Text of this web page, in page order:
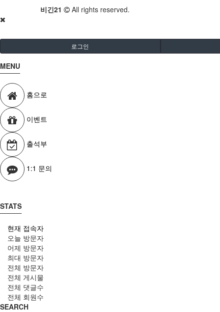
비긴21
All rights reserved.
로그인
MENU
홈으로
이벤트
출석부
1:1 문의
STATS
현재 접속자
오늘 방문자
어제 방문자
최대 방문자
전체 방문자
전체 게시물
전체 댓글수
전체 회원수
SEARCH